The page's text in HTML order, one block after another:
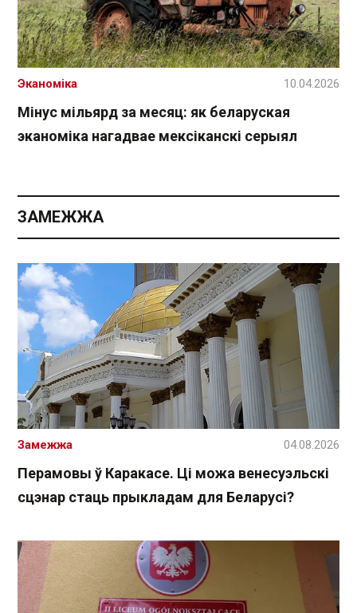
Мінус мільярд за месяц: як беларуская
эканоміка нагадвае мексіканскі серыял
Эканоміка 10.04.2026
ЗАМЕЖЖА
Перамовы ў Каракасе. Ці можа венесуэльскі
сцэнар стаць прыкладам для Беларусі?
Замежжа 04.08.2026